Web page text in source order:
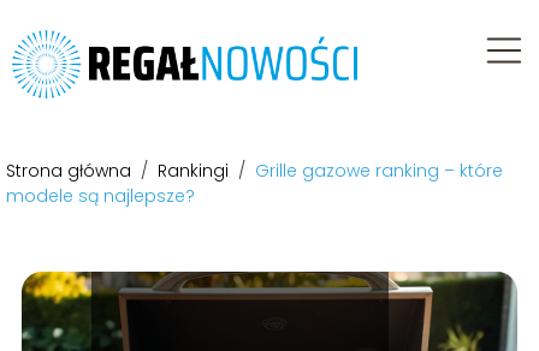
Strona główna / Rankingi / Grille gazowe ranking – które
modele są najlepsze?